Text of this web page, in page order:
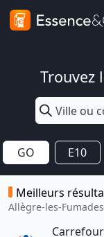
Trouvez
GO E10
Meilleurs
Allègre-les-Fumades